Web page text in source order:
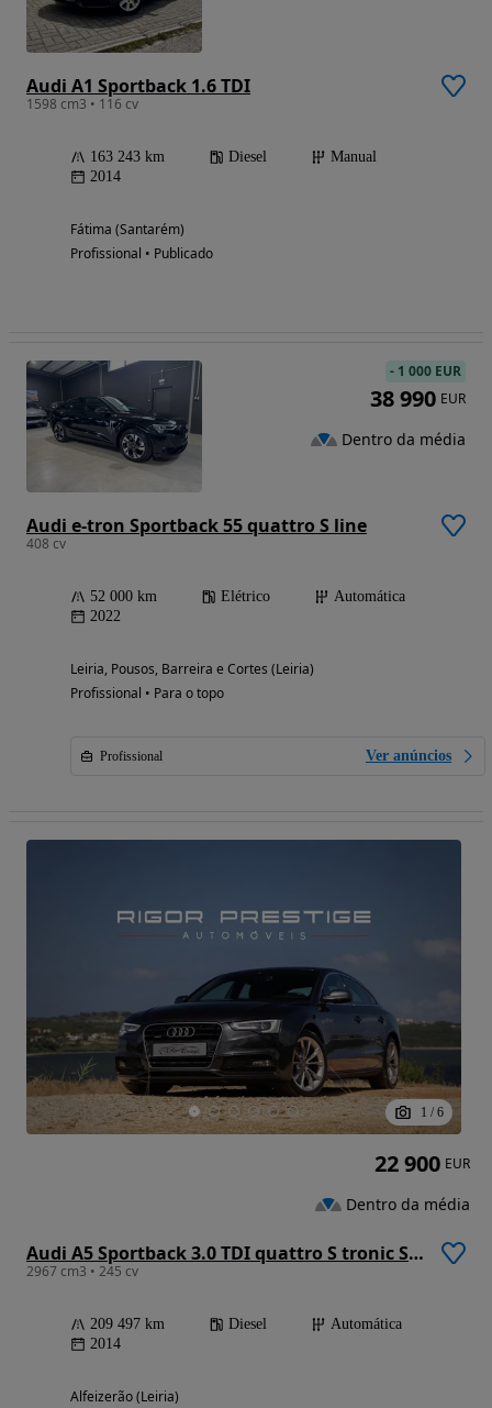
Audi A1 Sportback 1.6 TDI
1598 cm3 • 116 cv
163 243 km Diesel
Manual
2014
Fátima (Santarém)
Profissional • Publicado
Audi e-tron Sportback 55 quattro S line
408 cv
52 000 km Elétrico
Automática
2022
Leiria, Pousos, Barreira e Cortes (Leiria)
Profissional • Para o topo
Profissional Ver anúncios
- 1 000 EUR
38 990 EUR
Dentro da média
1 / 6
Audi A5 Sportback 3.0 TDI quattro S tronic S-line
2967 cm3 • 245 cv
209 497 km Diesel
Automática
2014
Alfeizerão (Leiria)
22 900 EUR
Dentro da média